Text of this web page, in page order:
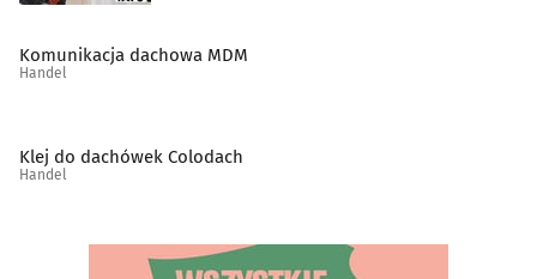
Środki czystości(5)
Telefony komórkowe, akcesoria
Komunikacja dachowa MDM
Handel
Klej do dachówek Colodach
Handel